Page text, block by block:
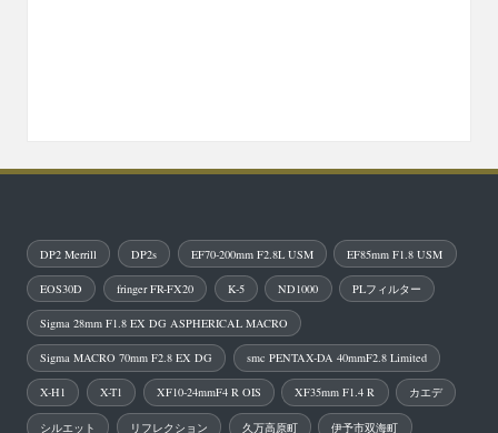
DP2 Merrill DP2s EF70-200mm F2.8L USM EF85mm F1.8 USM
EOS30D fringer FR-FX20 K-5 ND1000 PLフィルター
Sigma 28mm F1.8 EX DG ASPHERICAL MACRO
Sigma MACRO 70mm F2.8 EX DG smc PENTAX-DA 40mmF2.8 Limited
X-H1 X-T1 XF10-24mmF4 R OIS XF35mm F1.4 R カエデ
シルエット リフレクション 久万高原町 伊予市双海町